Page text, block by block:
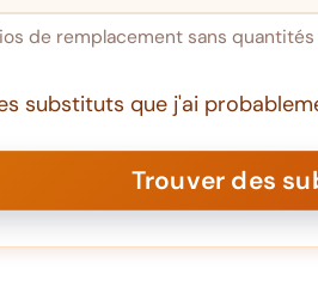
de remplacement sans
substituts que j'ai